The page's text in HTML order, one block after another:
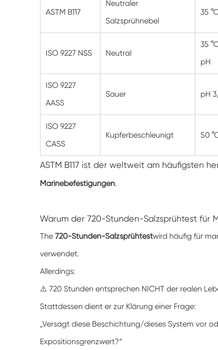
ASTM B117
Neutraler
Salzsprühnebel
35
ISO 9227 NSS Neutral
35
pH
ISO 9227
AASS
Sauer pH
ISO 9227
CASS
Kupferbeschleunigt 50
ASTM B117 ist der weltweit am häufigsten
Marinebefestigungen.
Warum der 720-Stunden-Salzsprühtest für
The 720-Stunden-Salzsprühtestwird häufig für
verwendet.
Allerdings:
⚠️ 720 Stunden entsprechen NICHT der realen
Stattdessen dient er zur Klärung einer Frage:
„Versagt diese Beschichtung/dieses System vor
Expositionsgrenzwert?“